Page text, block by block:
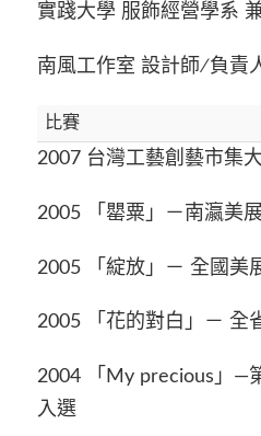
實踐大學 服飾經營學系
南風工作室 設計師∕負責
比賽
2007 台灣工藝創藝市集
2005 「罌粟」－南瀛美
2005 「綻放」－ 全國美
2005 「花的對白」－ 全
2004 「My precious」—
入選